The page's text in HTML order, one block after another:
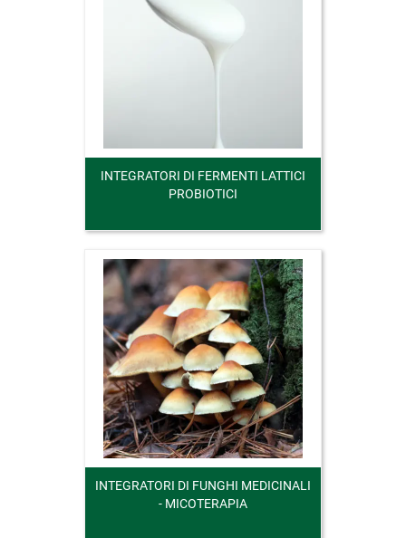
INTEGRATORI DI FERMENTI LATTICI
PROBIOTICI
INTEGRATORI DI FUNGHI MEDICINALI
- MICOTERAPIA